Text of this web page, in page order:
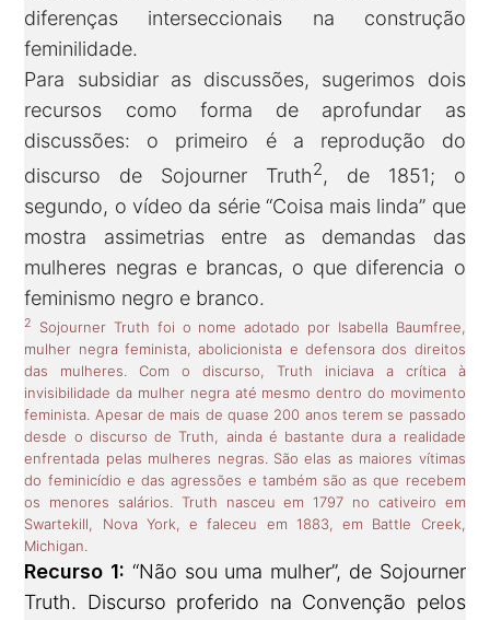
diferenças interseccionais na construção
feminilidade.
Para subsidiar as discussões, sugerimos dois
recursos como forma de aprofundar as
discussões: o primeiro é a reprodução do
discurso de Sojourner Truth2, de 1851; o
segundo, o vídeo da série “Coisa mais linda” que
mostra assimetrias entre as demandas das
mulheres negras e brancas, o que diferencia o
feminismo negro e branco.
2
Sojourner Truth foi o nome adotado por Isabella Baumfree,
mulher negra feminista, abolicionista e defensora dos direitos
das mulheres. Com o discurso, Truth iniciava a crítica à
invisibilidade da mulher negra até mesmo dentro do movimento
feminista. Apesar de mais de quase 200 anos terem se passado
desde o discurso de Truth, ainda é bastante dura a realidade
enfrentada pelas mulheres negras. São elas as maiores vítimas
do feminicídio e das agressões e também são as que recebem
os menores salários. Truth nasceu em 1797 no cativeiro em
Swartekill, Nova York, e faleceu em 1883, em Battle Creek,
Michigan.
Recurso 1: “Não sou uma mulher”, de Sojourner
Truth. Discurso proferido na Convenção pelos